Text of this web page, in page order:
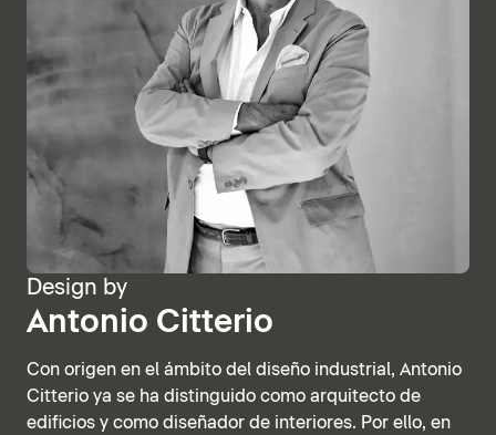
Design by
Antonio Citterio
Con origen en el ámbito del diseño industrial, Antonio
Citterio ya se ha distinguido como arquitecto de
edificios y como diseñador de interiores. Por ello, en